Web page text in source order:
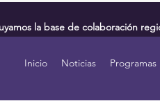
la base de colaboración
Inicio Noticias Programas